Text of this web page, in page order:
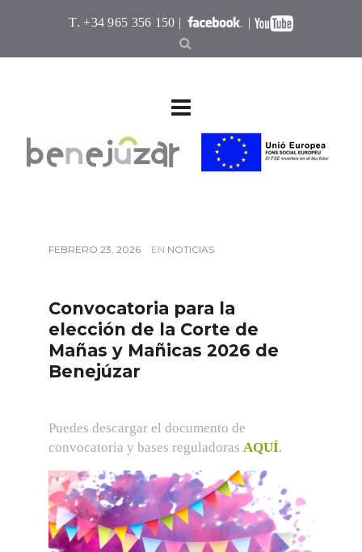
T. +34 965 356 150 | |
FEBRERO 23, 2026 EN NOTICIAS
Convocatoria para la
elección de la Corte de
Mañas y Mañicas 2026 de
Benejúzar
Puedes descargar el documento de
convocatoria y bases reguladoras AQUÍ.